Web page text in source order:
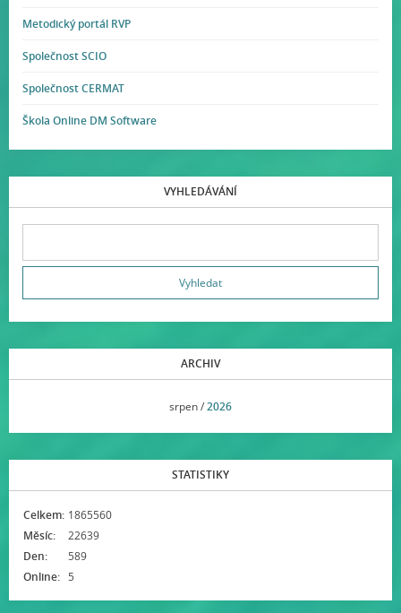
Metodický portál RVP
Společnost SCIO
Společnost CERMAT
Škola Online DM Software
VYHLEDÁVÁNÍ
ARCHIV
srpen /2026
STATISTIKY
Online: 5
Celkem: 1865560
Měsíc:
22639
Den:
589